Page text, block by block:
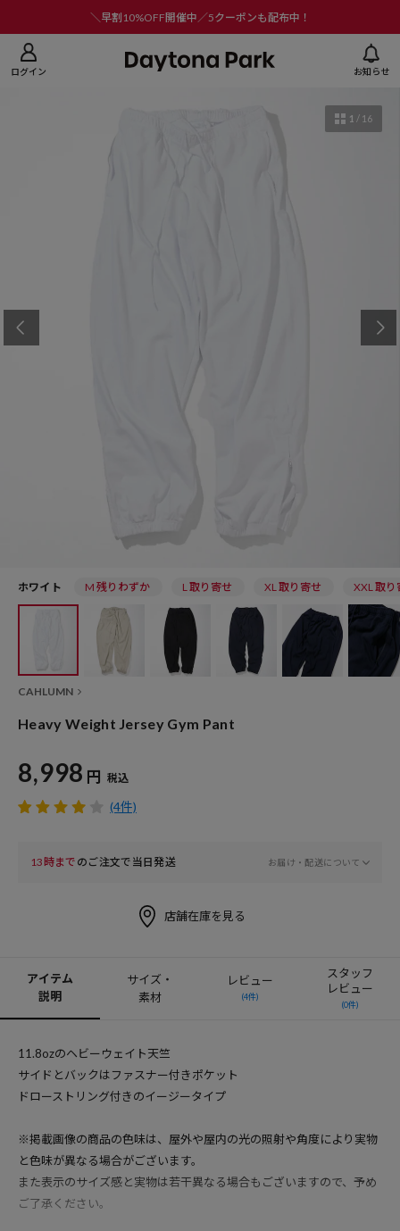
＼早割10%OFF開催中／5クーポンも配布中！
ログイン お知らせ
1 / 16
ホワイト M 残りわずか L 取り寄せ XL 取り寄せ XXL 取り
CAHLUMN
Heavy Weight Jersey Gym Pant
8,998 円 税込
(4件)
13時まで のご注文で当日発送 お届け・配送について
店舗在庫を見る
アイテム
説明
サイズ・
素材
レビュー
(4件)
スタッフ
レビュー
(0件)
11.8ozのヘビーウェイト天竺
サイドとバックはファスナー付きポケット
ドローストリング付きのイージータイプ
※掲載画像の商品の色味は、屋外や屋内の光の照射や角度により実物
と色味が異なる場合がございます。
また表示のサイズ感と実物は若干異なる場合もございますので、予め
ご了承ください。